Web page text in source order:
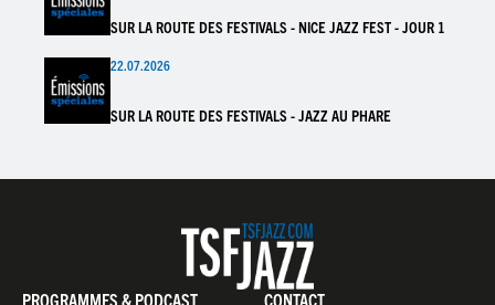
SUR LA ROUTE DES FESTIVALS - NICE JAZZ FEST - JOUR 1
22.07.2026
SUR LA ROUTE DES FESTIVALS - JAZZ AU PHARE
PROGRAMMES & PODCAST CONTACT